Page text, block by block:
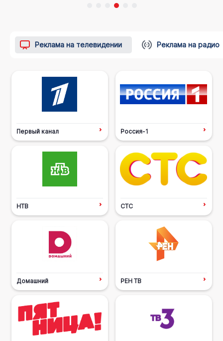
Реклама на телевидении Реклама на радио
Первый канал Россия-1
НТВ СТС
Домашний РЕН ТВ